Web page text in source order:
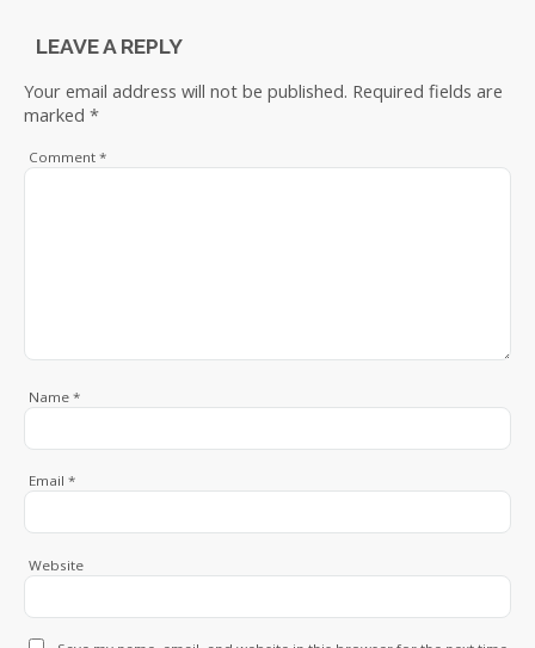
LEAVE A REPLY
Your email address will not be published. Required fields are
marked *
Comment *
Name *
Email *
Website